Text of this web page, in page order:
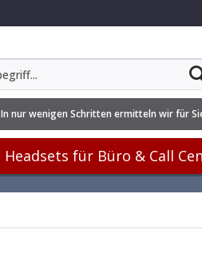
In nur wenigen Schritten ermitteln wir für
Headsets für Büro & Call